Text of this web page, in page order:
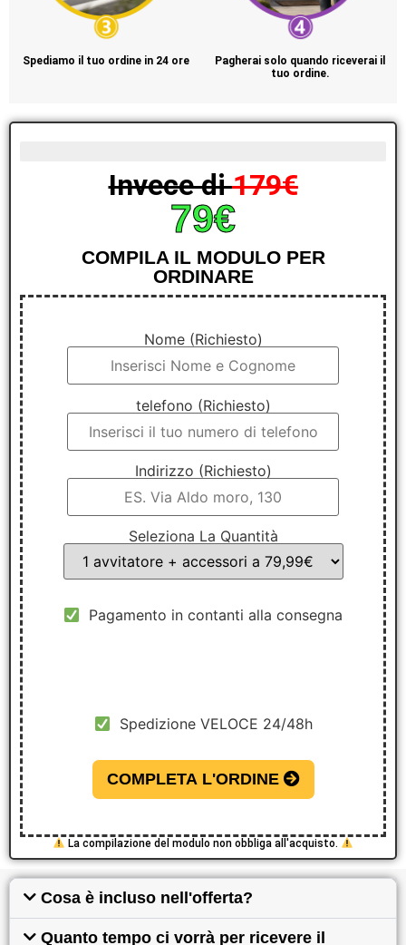
Spediamo il tuo ordine in 24 ore
Pagherai solo quando riceverai il
tuo ordine.
Invece di179€
79€
COMPILA IL MODULO PER
ORDINARE
Nome (Richiesto)
telefono (Richiesto)
Indirizzo (Richiesto)
Seleziona La Quantità
Pagamento in contanti alla consegna
Spedizione VELOCE 24/48h
COMPLETA L'ORDINE
La compilazione del modulo non obbliga all'acquisto.
Cosa è incluso nell'offerta?
Quanto tempo ci vorrà per ricevere il